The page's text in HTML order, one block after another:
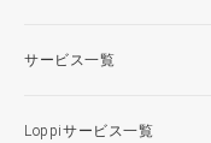
サービス一覧
Loppiサービス一覧